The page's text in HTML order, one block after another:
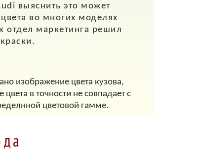
выяснить это может
во многих моделях
отдел маркетинга решил
изображение цвета кузова,
в точности не совпадает с
цветовой гамме.